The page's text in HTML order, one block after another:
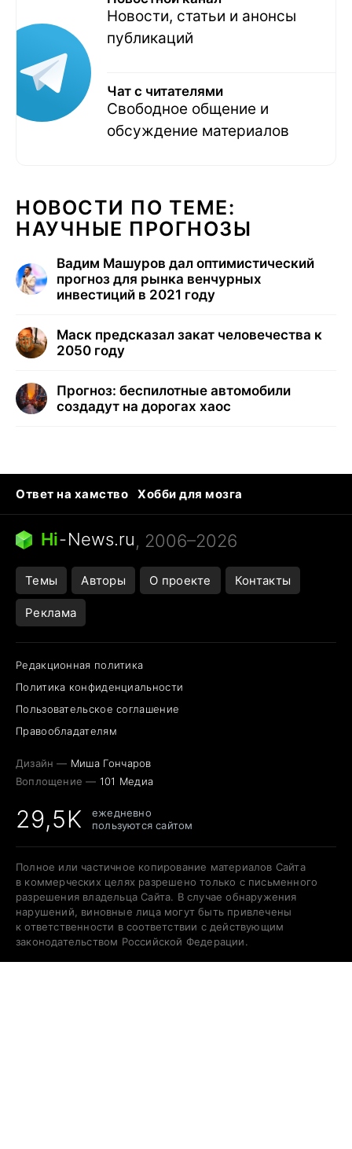
Новости, статьи и анонсы
публикаций
Чат с читателями
Свободное общение и
обсуждение материалов
НОВОСТИ ПО ТЕМЕ:
НАУЧНЫЕ ПРОГНОЗЫ
Вадим Машуров дал оптимистический
прогноз для рынка венчурных
инвестиций в 2021 году
Маск предсказал закат человечества к
2050 году
Прогноз: беспилотные автомобили
создадут на дорогах хаос
Ответ на хамство
Хобби для мозга
Бензин 100 и 95
Тунцы в океанариуме
Следующая пандемия
Hi-News.ru, 2006–2026
Темы Авторы О проекте Контакты
Реклама
Редакционная политика
Политика конфиденциальности
Пользовательское соглашение
Правообладателям
Дизайн — Миша Гончаров
Воплощение — 101 Медиа
29,5K
ежедневно
пользуются сайтом
Полное или частичное копирование материалов Сайта
в коммерческих целях разрешено только с письменного
разрешения владельца Сайта. В случае обнаружения
нарушений, виновные лица могут быть привлечены
к ответственности в соответствии с действующим
законодательством Российской Федерации.